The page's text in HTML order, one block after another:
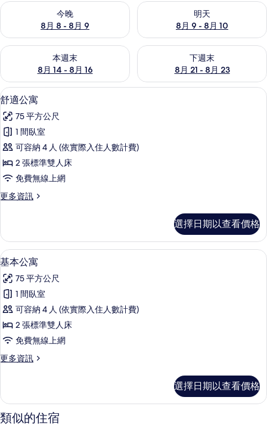
今晚
8月 8 - 8月 9
查看今晚 (8月 8 - 8月 9) 的供應情況
明天
8月 9 - 8月 10
查看明天 (8月 9 - 8月 10) 的供
本週末
8月 14 - 8月 16
查看本週末 (8月 14 - 8月 16) 的供應情況
下週末
8月 21 - 8月 23
查看下週末 (8月 21 - 8月 23)
顯
示
舒
適
公
寓
所
相
片
舒適公寓 | 遮光布/窗簾、熨斗/熨衣板
18
舒適公寓
75 平方公尺
1 間臥室
可容納 4 人 (依實際入住人數計費)
2 張標準雙人床
免費無線上網
更多資訊
更
公
寓
的
情
選擇日期以查看價格
顯
示
基
本
公
寓
所
相
片
基本公寓 | 遮光布/窗簾、熨斗/熨衣板
20
基本公寓
75 平方公尺
1 間臥室
可容納 4 人 (依實際入住人數計費)
2 張標準雙人床
免費無線上網
更多資訊
更
公
寓
的
選擇日期以查看價格
類似的住宿